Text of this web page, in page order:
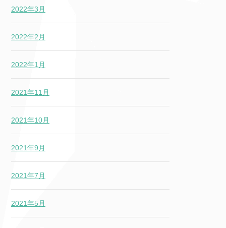
2022年3月
2022年2月
2022年1月
2021年11月
2021年10月
2021年9月
2021年7月
2021年5月